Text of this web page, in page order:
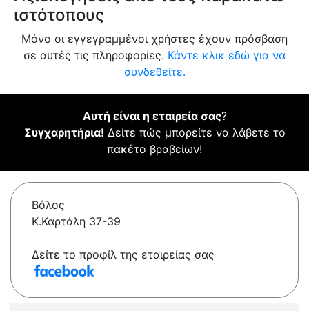
ιστότοπους
Μόνο οι εγγεγραμμένοι χρήστες έχουν πρόσβαση
σε αυτές τις πληροφορίες. Κάντε κλικ εδώ για να
συνδεθείτε.
Αυτή είναι η εταιρεία σας?
Συγχαρητήρια! Δείτε πώς μπορείτε να λάβετε το
πακέτο βραβείων!
Βόλος
Κ.Καρτάλη 37-39
Δείτε το προφίλ της εταιρείας σας